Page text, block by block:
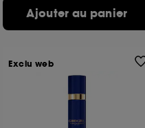
Ajouter au panier
Exclu web